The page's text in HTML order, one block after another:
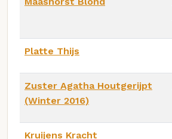
Platte Thijs
Zuster Agatha Houtgerijpt
(Winter 2016)
Kruijens Kracht